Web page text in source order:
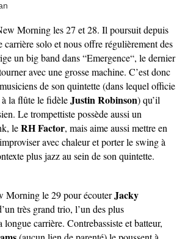
Morning les 27 et 28. Il poursuit depuis
carrière solo et nous offre régulièrement des
un big band dans “Emergence“, le dernier
avec une grosse machine. C’est donc
de son quintette (dans lequel officie
la flûte le fidèleJustin Robinson) qu’il
Le trompettiste possède aussi un
leRH Factor, mais aime aussi mettre en
avec chaleur et porter le swing à
plus jazz au sein de son quintette.
Morning le 29 pour écouterJacky
très grand trio, l’un des plus
longue carrière. Contrebassiste et batteur,